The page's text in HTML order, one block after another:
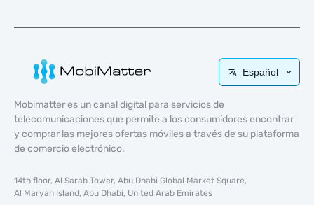
Español
Mobimatter es un canal digital para servicios de
telecomunicaciones que permite a los consumidores encontrar
y comprar las mejores ofertas móviles a través de su plataforma
de comercio electrónico.
14th floor, Al Sarab Tower, Abu Dhabi Global Market Square,
Al Maryah Island, Abu Dhabi, United Arab Emirates